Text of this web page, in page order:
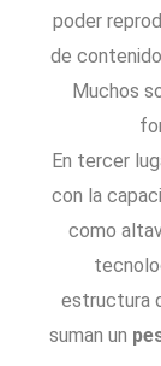
poder
de
Muchos
En tercer
con la
como
estructura
suman un